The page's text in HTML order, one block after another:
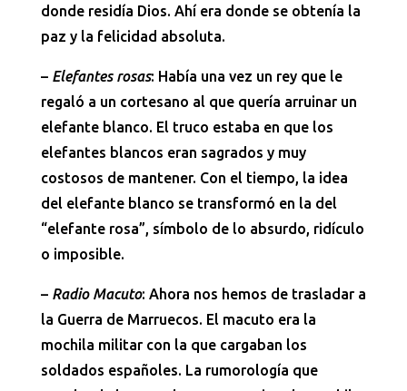
donde residía Dios. Ahí era donde se obtenía la
paz y la felicidad absoluta.
– Elefantes rosas: Había una vez un rey que le
regaló a un cortesano al que quería arruinar un
elefante blanco. El truco estaba en que los
elefantes blancos eran sagrados y muy
costosos de mantener. Con el tiempo, la idea
del elefante blanco se transformó en la del
“elefante rosa”, símbolo de lo absurdo, ridículo
o imposible.
– Radio Macuto: Ahora nos hemos de trasladar a
la Guerra de Marruecos. El macuto era la
mochila militar con la que cargaban los
soldados españoles. La rumorología que